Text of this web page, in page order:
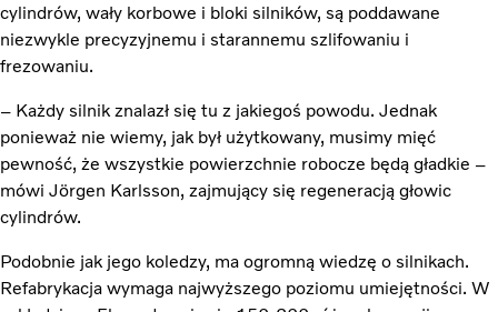
cylindrów, wały korbowe i bloki silników, są poddawane
niezwykle precyzyjnemu i starannemu szlifowaniu i
frezowaniu.
– Każdy silnik znalazł się tu z jakiegoś powodu. Jednak
ponieważ nie wiemy, jak był użytkowany, musimy mięć
pewność, że wszystkie powierzchnie robocze będą gładkie –
mówi Jörgen Karlsson, zajmujący się regeneracją głowic
cylindrów.
Podobnie jak jego koledzy, ma ogromną wiedzę o silnikach.
Refabrykacja wymaga najwyższego poziomu umiejętności. W